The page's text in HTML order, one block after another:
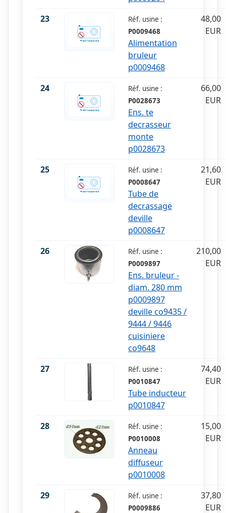
23
Réf. usine :
P0009468
Alimentation
bruleur
p0009468
48,00
EUR
24
Réf. usine :
P0028673
Ens. te
decrasseur
monte
p0028673
66,00
EUR
25
Réf. usine :
P0008647
Tube de
decrassage
deville
p0008647
21,60
EUR
26
Réf. usine :
P0009897
Ens. bruleur -
diam. 280 mm
p0009897
deville co9435 /
9444 / 9446
cuisiniere
co9648
210,00
EUR
27
Réf. usine :
P0010847
Tube inducteur
p0010847
74,40
EUR
28
Réf. usine :
P0010008
Anneau
diffuseur
p0010008
15,00
EUR
29
Réf. usine :
P0009886
37,80
EUR